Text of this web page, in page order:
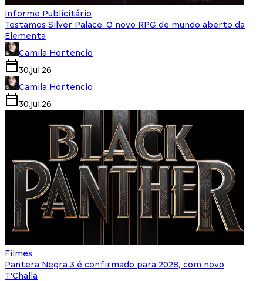
Informe Publicitário
Testamos Silver Palace: O novo RPG de mundo aberto da
Elementa
Camila Hortencio
30.jul.26
Camila Hortencio
30.jul.26
Filmes
Pantera Negra 3 é confirmado para 2028, com novo
T'Challa